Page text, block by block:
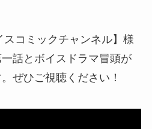
コミックチャンネル】様
話とボイスドラマ冒頭が
ぜひご視聴ください！